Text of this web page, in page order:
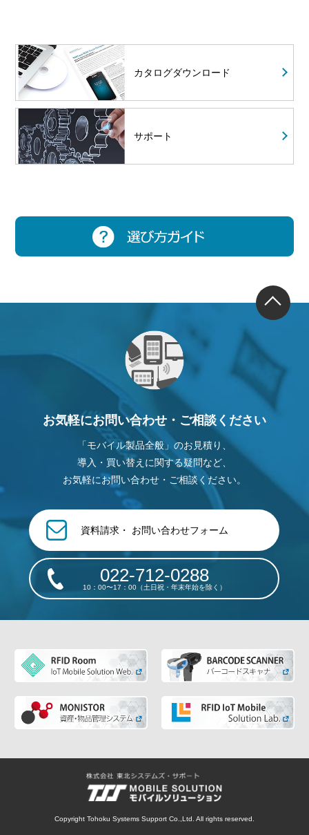
カタログダウンロード
サポート
お気軽にお問い合わせ・ご相談ください
「モバイル製品全般」のお見積り、
導入・買い替えに関する疑問など、
お気軽にお問い合わせ・ご相談ください。
資料請求・ お問い合わせフォーム
022-712-0288
10：00〜17：00（土日祝・年末年始を除く）
Copyright Tohoku Systems Support Co.,Ltd. All rights reserved.